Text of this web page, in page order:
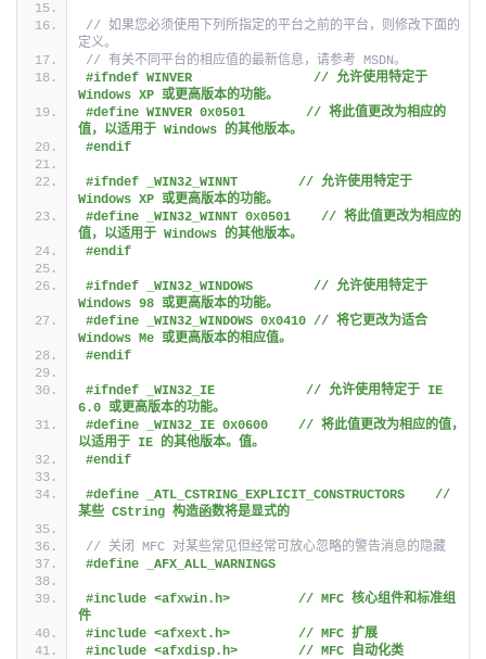
// 如果您必须使用下列所指定的平台之前的平台，则修改下面的
定义。
// 有关不同平台的相应值的最新信息，请参考 MSDN。
#ifndef WINVER                // 允许使用特定于
Windows XP 或更高版本的功能。
#define WINVER 0x0501        // 将此值更改为相应的
值，以适用于 Windows 的其他版本。
#endif
#ifndef _WIN32_WINNT        // 允许使用特定于
Windows XP 或更高版本的功能。
#define _WIN32_WINNT 0x0501    // 将此值更改为相应的
值，以适用于 Windows 的其他版本。
#endif
#ifndef _WIN32_WINDOWS        // 允许使用特定于
Windows 98 或更高版本的功能。
#define _WIN32_WINDOWS 0x0410 // 将它更改为适合
Windows Me 或更高版本的相应值。
#endif
#ifndef _WIN32_IE            // 允许使用特定于 IE
6.0 或更高版本的功能。
#define _WIN32_IE 0x0600    // 将此值更改为相应的值，
以适用于 IE 的其他版本。值。
#endif
#define _ATL_CSTRING_EXPLICIT_CONSTRUCTORS    //
某些 CString 构造函数将是显式的
// 关闭 MFC 对某些常见但经常可放心忽略的警告消息的隐藏
#define _AFX_ALL_WARNINGS
#include <afxwin.h>         // MFC 核心组件和标准组
件
#include <afxext.h>         // MFC 扩展
#include <afxdisp.h>        // MFC 自动化类